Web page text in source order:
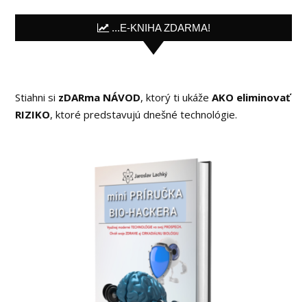
...E-KNIHA ZDARMA!
Stiahni si zDARma NÁVOD, ktorý ti ukážeAKO eliminovať
RIZIKO, ktoré predstavujú dnešné technológie.